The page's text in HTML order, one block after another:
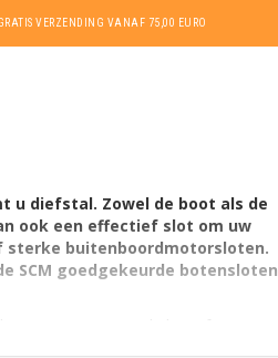
VERZENDING VANAF 75,00 EURO
u diefstal. Zowel de boot als de
ook een effectief slot om uw
sterke buitenboordmotorsloten.
SCM goedgekeurde botensloten